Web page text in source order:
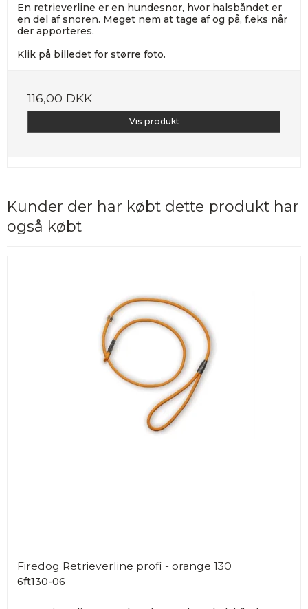
En retrieverline er en hundesnor, hvor halsbåndet er
en del af snoren. Meget nem at tage af og på, f.eks når
der apporteres.
Klik på billedet for større foto.
116,00 DKK
Vis produkt
Kunder der har købt dette produkt har
også købt
Firedog Retrieverline profi - orange 130
6ft130-06